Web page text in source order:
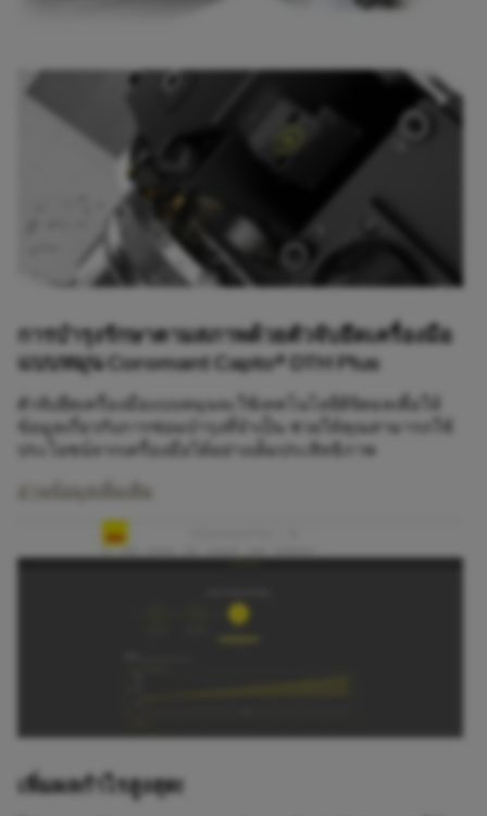
การบำรุงรักษาตามสภาพด้วยตัวจับยึดเครื่องมือ
แบบหมุน Coromant Capto® DTH Plus
ตัวจับยึดเครื่องมือแบบหมุนจะใช้เทคโนโลยีดิจิตอลเพื่อให้
ข้อมูลเกี่ยวกับการซ่อมบำรุงที่จำเป็น ช่วยให้คุณสามารถใช้
ประโยชน์จากเครื่องมือได้อย่างเต็มประสิทธิภาพ
อ่านข้อมูลเพิ่มเติม
เพิ่มผลกำไรสูงสุด!